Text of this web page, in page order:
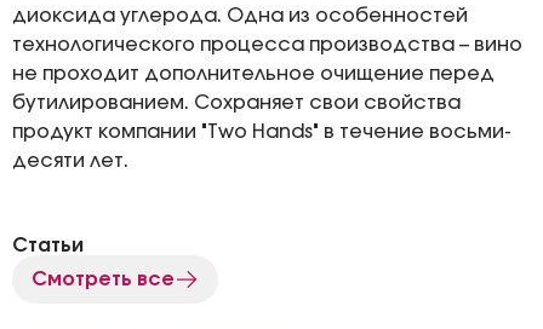
диоксида углерода. Одна из особенностей
технологического процесса производства – вино
не проходит дополнительное очищение перед
бутилированием. Сохраняет свои свойства
продукт компании "Two Hands" в течение восьми-
десяти лет.
Статьи
Смотреть все